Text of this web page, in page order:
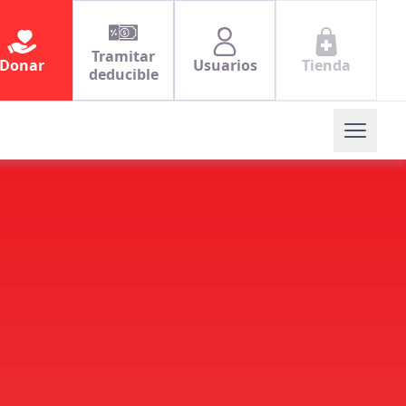
Donar
Tramitar
deducible
Usuarios Tienda